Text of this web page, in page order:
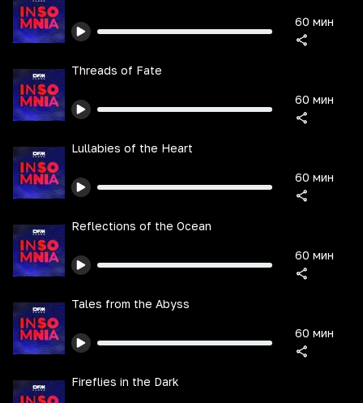
60 мин
Threads of Fate
60 мин
Lullabies of the Heart
60 мин
Reflections of the Ocean
60 мин
Tales from the Abyss
60 мин
Fireflies in the Dark